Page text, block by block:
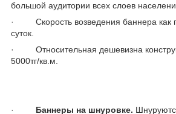
большой аудитории всех слоев
· Скорость возведения баннера как
суток.
· Относительная дешевизна
5000тг/кв.м.
· Баннеры на шнуровке.